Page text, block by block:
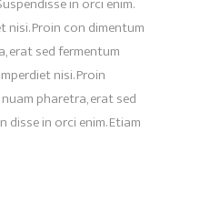
nisi. Proin con dimentum
erat sed fermentum
nisi. Proin
pharetra, erat sed
in orci enim. Etiam